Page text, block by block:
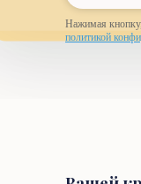
Нажимая
политикой